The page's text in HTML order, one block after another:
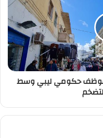
لمليوني موظف حكومي ليبي وسط